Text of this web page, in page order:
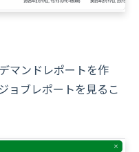
マンドレポートを作
ョブレポートを見るこ